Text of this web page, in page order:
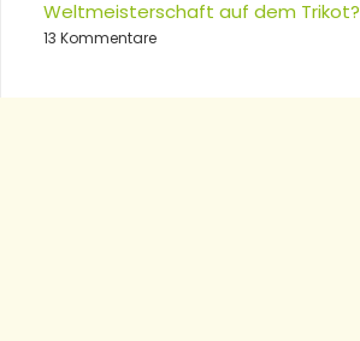
Weltmeisterschaft auf dem Trikot?
13 Kommentare